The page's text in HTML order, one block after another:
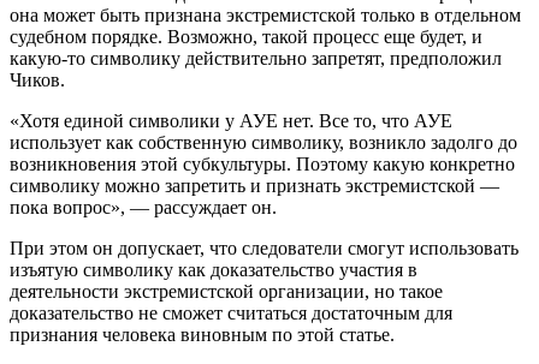
она может быть признана экстремистской только в отдельном
судебном порядке. Возможно, такой процесс еще будет, и
какую-то символику действительно запретят, предположил
Чиков.
«Хотя единой символики у АУЕ нет. Все то, что АУЕ
использует как собственную символику, возникло задолго до
возникновения этой субкультуры. Поэтому какую конкретно
символику можно запретить и признать экстремистской —
пока вопрос», — рассуждает он.
При этом он допускает, что следователи смогут использовать
изъятую символику как доказательство участия в
деятельности экстремистской организации, но такое
доказательство не сможет считаться достаточным для
признания человека виновным по этой статье.